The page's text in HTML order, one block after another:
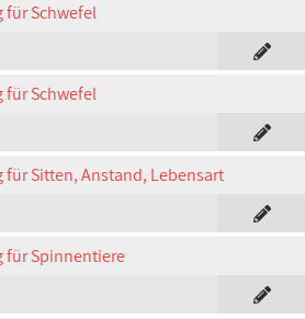
für Schwefel
für Schwefel
Sitten, Anstand, Lebensart
für Spinnentiere